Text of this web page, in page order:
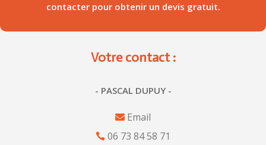
contacter pour obtenir un devis gratuit.
Votre contact :
- PASCAL DUPUY -
Email
06 73 84 58 71